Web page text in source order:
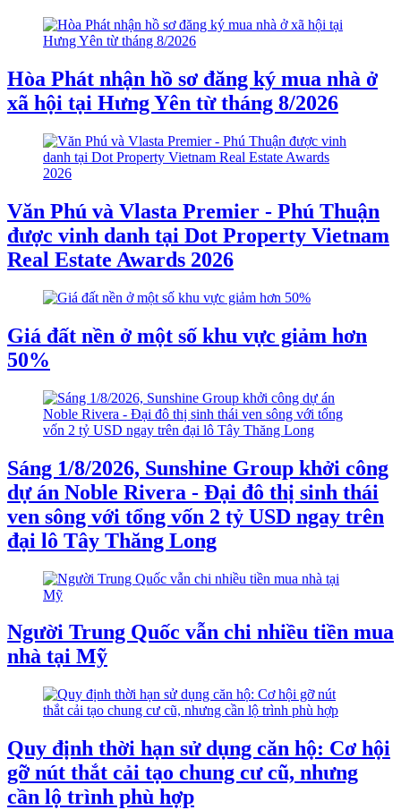
Hòa Phát nhận hồ sơ đăng ký mua nhà ở
xã hội tại Hưng Yên từ tháng 8/2026
Văn Phú và Vlasta Premier - Phú Thuận
được vinh danh tại Dot Property Vietnam
Real Estate Awards 2026
Giá đất nền ở một số khu vực giảm hơn
50%
Sáng 1/8/2026, Sunshine Group khởi công
dự án Noble Rivera - Đại đô thị sinh thái
ven sông với tổng vốn 2 tỷ USD ngay trên
đại lô Tây Thăng Long
Người Trung Quốc vẫn chi nhiều tiền mua
nhà tại Mỹ
Quy định thời hạn sử dụng căn hộ: Cơ hội
gỡ nút thắt cải tạo chung cư cũ, nhưng
cần lộ trình phù hợp